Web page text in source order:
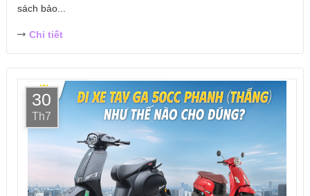
sách bảo...
Chi tiết
30
Th7